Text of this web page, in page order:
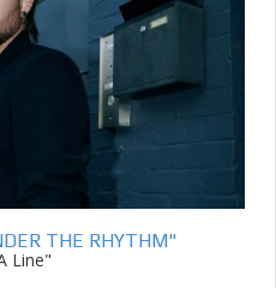
THE RHYTHM"